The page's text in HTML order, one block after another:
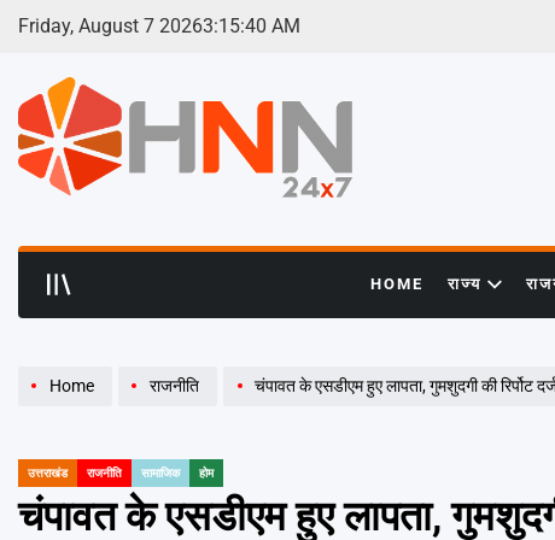
Skip
Friday, August 7 20263:15:41 AM
HOME राज्य
Home राजनीति चंपावत के एसडीएम हुए लापता, गुमशुदगी की रिर्पोट
POSTED
उत्तराखंड राजनीति सामाजिक होम
चंपावत के एसडीएम हुए लापता,